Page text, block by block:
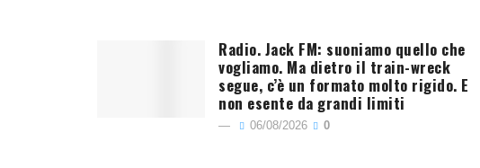
Radio. Jack FM: suoniamo quello che
vogliamo. Ma dietro il train-wreck
segue, c’è un formato molto rigido. E
non esente da grandi limiti
06/08/2026 0